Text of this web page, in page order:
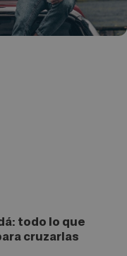
todo lo que
cruzarlas